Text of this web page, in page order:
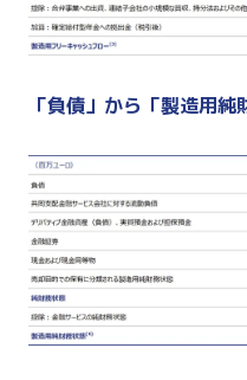
「負債」から「製造用純